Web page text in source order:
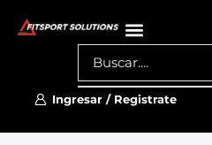
Ingresar / Registrate